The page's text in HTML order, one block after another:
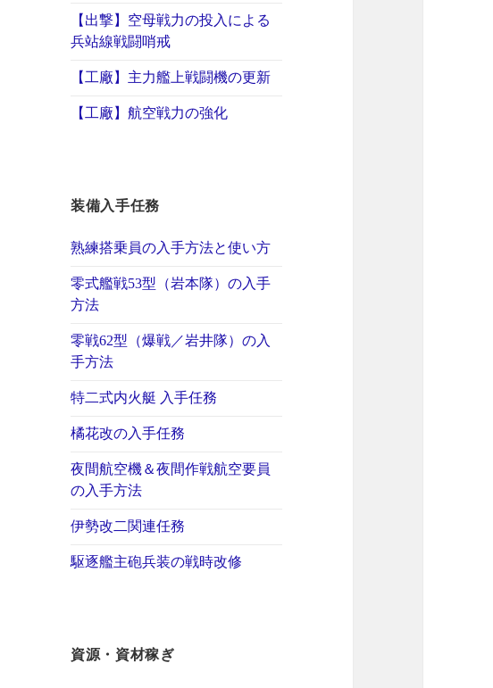
【出撃】空母戦力の投入による
兵站線戦闘哨戒
【工廠】主力艦上戦闘機の更新
【工廠】航空戦力の強化
装備入手任務
熟練搭乗員の入手方法と使い方
零式艦戦53型（岩本隊）の入手
方法
零戦62型（爆戦／岩井隊）の入
手方法
特二式内火艇 入手任務
橘花改の入手任務
夜間航空機＆夜間作戦航空要員
の入手方法
伊勢改二関連任務
駆逐艦主砲兵装の戦時改修
資源・資材稼ぎ